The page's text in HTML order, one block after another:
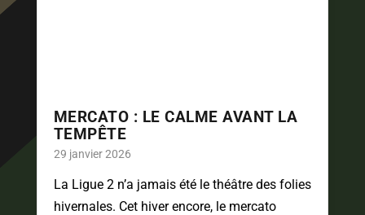
MERCATO : LE CALME AVANT LA
TEMPÊTE
29 janvier 2026
La Ligue 2 n’a jamais été le théâtre des folies
hivernales. Cet hiver encore, le mercato